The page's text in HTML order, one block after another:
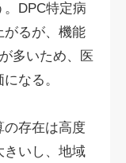
DPC特定病
がるが、機能
多いため、医
なる。
存在は高度
きいし、地域